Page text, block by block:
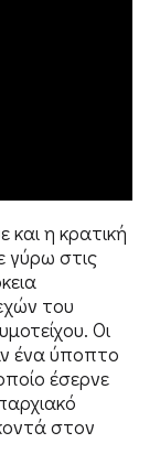
και η κρατική
γύρω στις
του
Οι
ένα ύποπτο
έσερνε
στον